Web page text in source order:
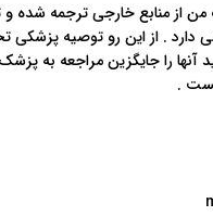
از منابع خارجی ترجمه شده و
دارد . از این رو توصیه
آنها را جایگزین مراجعه به
.